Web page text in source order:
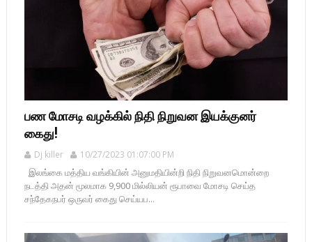
பண மோசடி வழக்கில் நிதி நிறுவன இயக்குனர்
கைது!
Dj killer 10/27/2023 01:07:00 PM
இலங்கை மத்திய வங்கியின் அனுமதியின்றி நிதி நிறுவனமொன்றை
நடத்தி அதன் மூலமாக 9,900 மில்லியன் ரூபாவை மோசடி செய்த
சந்தேகநபர் ஒருவர் கைது செய்யப...